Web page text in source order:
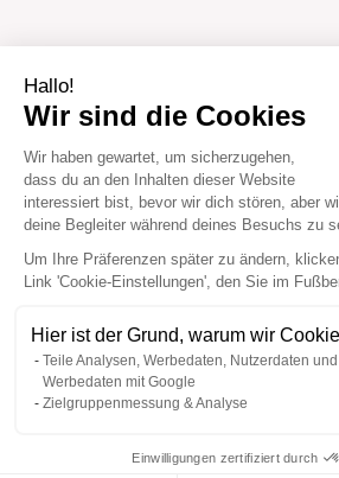
Hallo!
Wir sind die Cookies
Wir haben gewartet, um sicherzugehen,
dass du an den Inhalten dieser Website
interessiert bist, bevor wir dich stören, aber
deine Begleiter während deines Besuchs zu
Um Ihre Präferenzen später zu ändern,
Link 'Cookie-Einstellungen', den Sie im
Hier ist der Grund, warum wir
Teile Analysen, Werbedaten, Nutzerdaten
Werbedaten mit Google
Zielgruppenmessung & Analyse
Einwilligungen zertifiziert durch